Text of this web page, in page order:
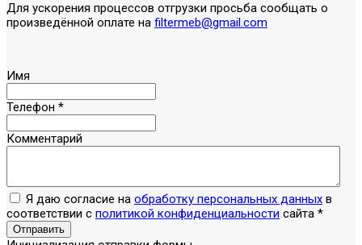
Для ускорения процессов отгрузки просьба сообщать о
произведённой оплате на filtermeb@gmail.com
Имя
Телефон *
Комментарий
Я даю согласие на обработку персональных данных в
соответствии с политикой конфиденциальности сайта *
Отправить